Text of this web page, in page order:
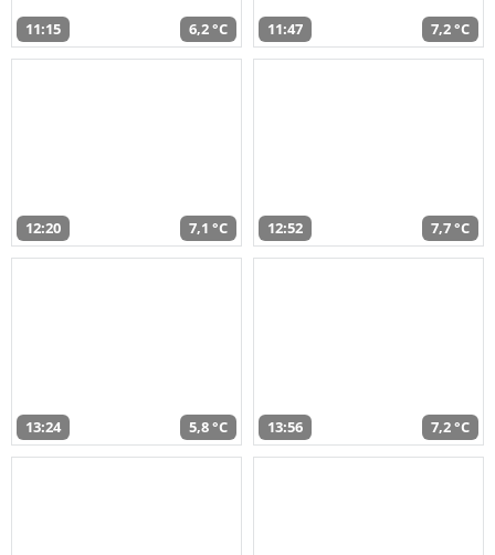
11:15 6,2 °C 11:47 7,2 °C
12:20 7,1 °C 12:52 7,7 °C
13:24 5,8 °C 13:56 7,2 °C